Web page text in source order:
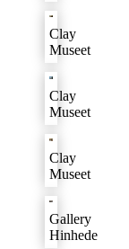
Clay
Museet
Clay
Museet
Clay
Museet
Gallery
Hinhede